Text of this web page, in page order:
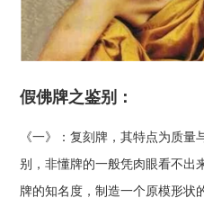
假佛牌之鉴别：
《一》：复刻牌，其特点为质
别，非懂牌的一般凭肉眼看不出
牌的知名度，制造一个原模形状